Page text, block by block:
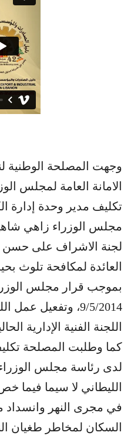
وجهت المصلحة الوطنية
الامانة العامة لمجلس
تكليف مدير وحدة إدارة
مجلس الوزراء زاهي
لجنة الاشراف على حسن
العائدة لمكافحة تلوث
9/5/2014، وتفعيل
اللجنة الفنية الإدارية
كما وطلبت المصلحة
لدى رئاسة مجلس الوزراء
الليطاني لا سيما فيما
في مجرى النهر
السكان لمخاطر طغيان